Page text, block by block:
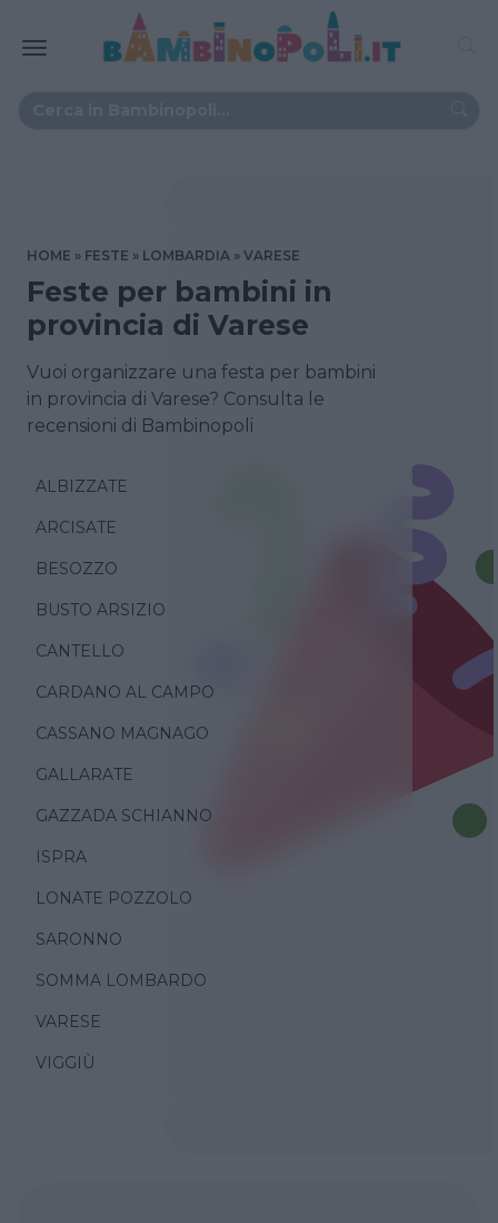
HOME FESTE LOMBARDIA VARESE
Feste per bambini in
provincia di Varese
Vuoi organizzare una festa per bambini
in provincia di Varese? Consulta le
recensioni di Bambinopoli
ALBIZZATE
ARCISATE
BESOZZO
BUSTO ARSIZIO
CANTELLO
CARDANO AL CAMPO
CASSANO MAGNAGO
GALLARATE
GAZZADA SCHIANNO
ISPRA
LONATE POZZOLO
SARONNO
SOMMA LOMBARDO
VARESE
VIGGIÙ